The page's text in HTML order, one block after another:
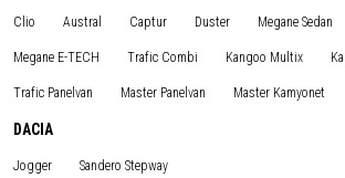
Clio Austral Captur Duster Megane Sedan
Megane E-TECH Trafic Combi Kangoo Multix
Trafic Panelvan Master Panelvan Master Kamyonet
DACIA
Jogger Sandero Stepway